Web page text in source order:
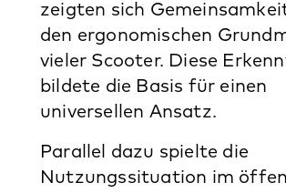
zeigten sich
den ergonomischen
vieler Scooter. Diese
bildete die Basis für einen
universellen Ansatz.
Parallel dazu spielte die
Nutzungssituation im